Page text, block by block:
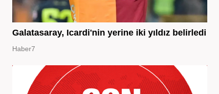
Galatasaray, Icardi'nin yerine iki yıldız belirledi
Haber7